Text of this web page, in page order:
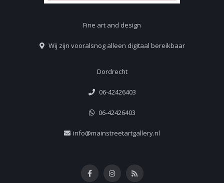
Fine art and design
Wij zijn vooralsnog alleen digitaal bereikbaar
Dordrecht
06-42426403
06-42426403
info@mainstreetartgallery.nl